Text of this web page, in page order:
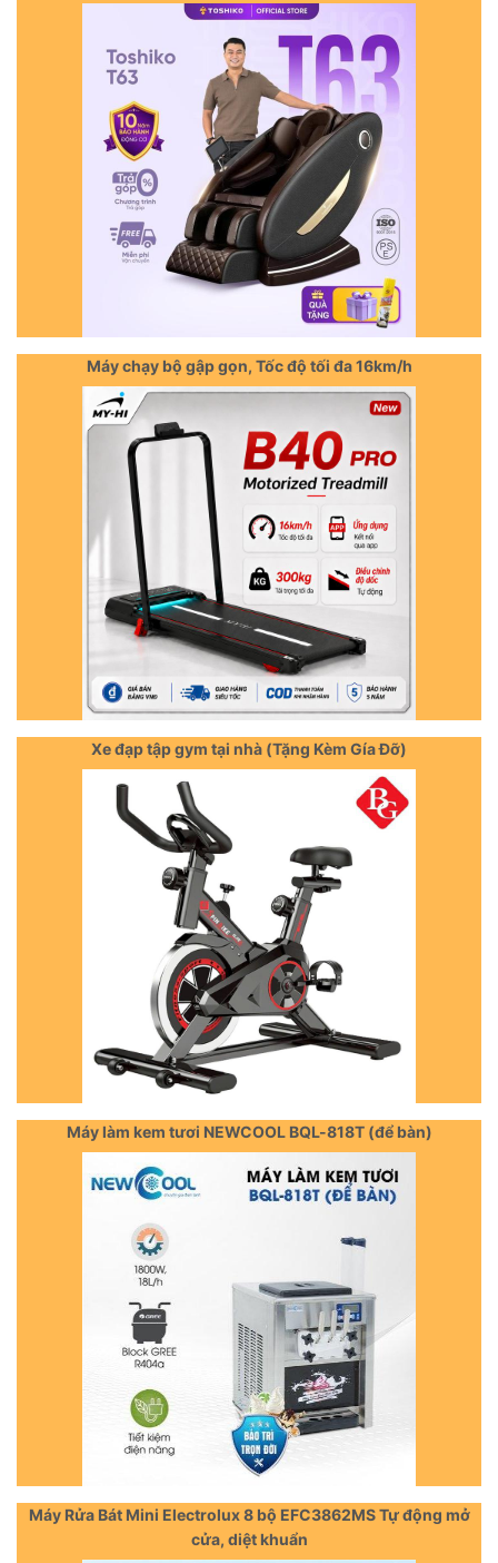
Máy chạy bộ gập gọn, Tốc độ tối đa 16km/h
Xe đạp tập gym tại nhà (Tặng Kèm Gía Đỡ)
Máy làm kem tươi NEWCOOL BQL-818T (để bàn)
Máy Rửa Bát Mini Electrolux 8 bộ EFC3862MS Tự động mở
cửa, diệt khuẩn